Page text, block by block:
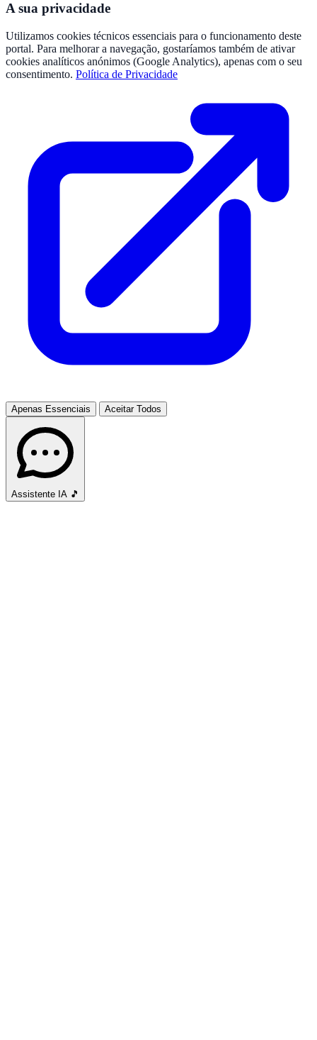
A sua privacidade
Utilizamos cookies técnicos essenciais para o funcionamento deste
portal. Para melhorar a navegação, gostaríamos também de ativar
cookies analíticos anónimos (Google Analytics), apenas com o seu
consentimento. Política de Privacidade
Apenas Essenciais Aceitar Todos
Assistente IA 🎵